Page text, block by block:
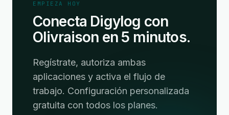
EMPIEZA HOY
Conecta Digylog con
Olivraison en 5 minutos.
Regístrate, autoriza ambas
aplicaciones y activa el flujo de
trabajo. Configuración personalizada
gratuita con todos los planes.